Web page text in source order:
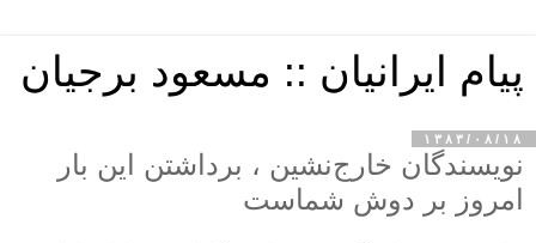
پیام ایرانیان :: مسعود برجیان
۱۳۸۳/۰۸/۱۸
نويسندگان خارج‌نشين ، برداشتن اين بار
امروز بر دوش شماست